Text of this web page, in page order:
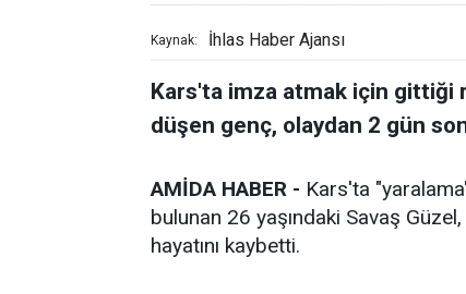
Kaynak: İhlas Haber Ajansı
Kars'ta imza atmak için gittiği
düşen genç, olaydan 2 gün
AMİDA HABER - Kars'ta
bulunan 26 yaşındaki Savaş
hayatını kaybetti.